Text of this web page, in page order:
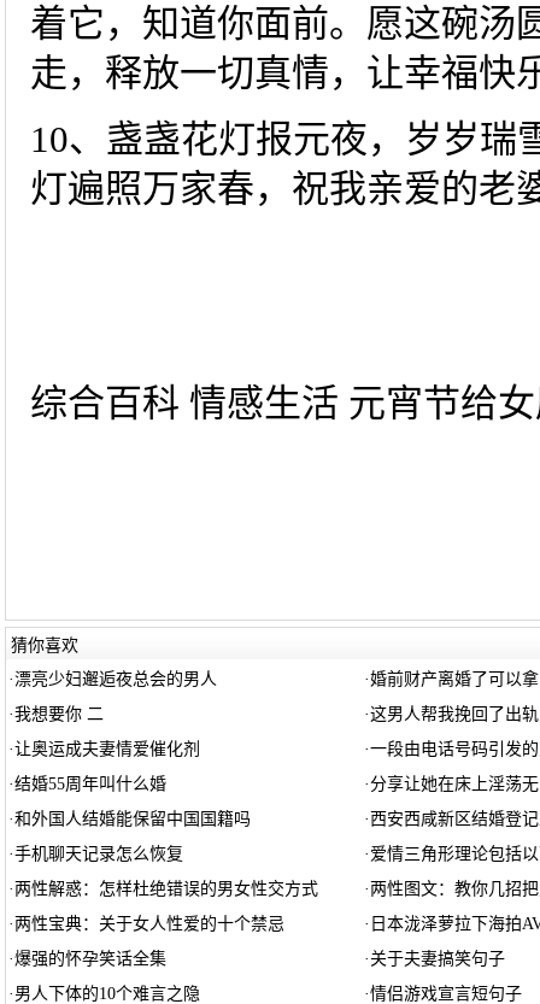
着它，知道你面前。愿这碗汤
走，释放一切真情，让幸福快
10、盏盏花灯报元夜，岁岁瑞
灯遍照万家春，祝我亲爱的老
综合百科 情感生活 元宵节给
猜你喜欢
·漂亮少妇邂逅夜总会的男人 ·婚前财产离婚了可以
·我想要你 二 ·这男人帮我挽回了出
·让奥运成夫妻情爱催化剂 ·一段由电话号码引发
·结婚55周年叫什么婚 ·分享让她在床上淫荡
·和外国人结婚能保留中国国籍吗 · 西安西咸新区结婚登
·手机聊天记录怎么恢复 · 爱情三角形理论包括
· 两性解惑：怎样杜绝错误的男女性交方式 · 两性图文：教你几招
· 两性宝典：关于女人性爱的十个禁忌 · 日本泷泽萝拉下海拍
·爆强的怀孕笑话全集 · 关于夫妻搞笑句子
· 男人下体的10个难言之隐 ·情侣游戏宣言短句子